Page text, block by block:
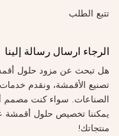
تتبع الطلب
الرجاء ارسال رسالة إلينا
هل تبحث عن مزود حلول
تصنيع الأقمشة، ونقدم
الصناعات. سواء كنت مصمم
يمكننا تخصيص حلول أقمشة
منتجاتك!